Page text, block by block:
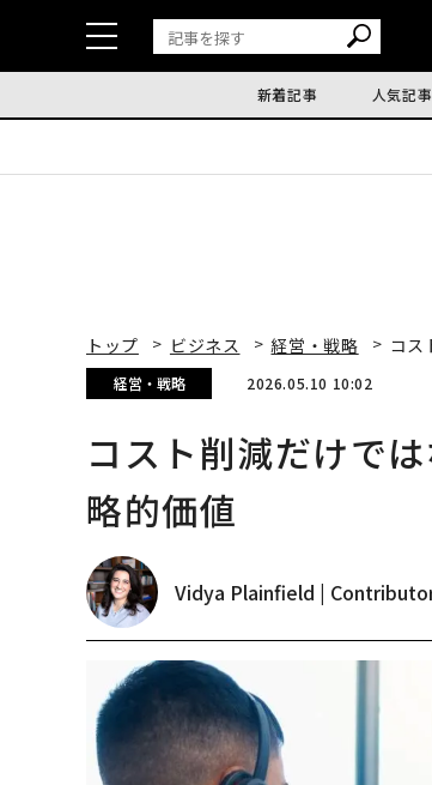
新着記事 人気記事
トップ ビジネス 経営・戦略 コス
経営・戦略 2026.05.10 10:02
コスト削減だけで
略的価値
Vidya Plainfield |